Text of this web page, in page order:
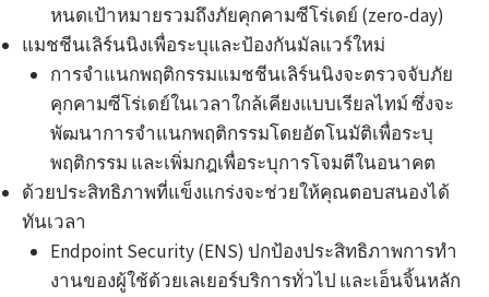
หนดเป้าหมายรวมถึงภัยคุกคามซีโร่เดย์ (zero-day)
แมชชีนเลิร์นนิงเพื่อระบุและป้องกันมัลแวร์ใหม่
การจําแนกพฤติกรรมแมชชีนเลิร์นนิงจะตรวจจับภัย
คุกคามซีโร่เดย์ในเวลาใกล้เคียงแบบเรียลไทม์ ซึ่งจะ
พัฒนาการจําแนกพฤติกรรมโดยอัตโนมัติเพื่อระบุ
พฤติกรรม และเพิ่มกฎเพื่อระบุการโจมตีในอนาคต
ด้วยประสิทธิภาพที่แข็งแกร่งจะช่วยให้คุณตอบสนองได้
ทันเวลา
Endpoint Security (ENS) ปกป้องประสิทธิภาพการทํา
งานของผู้ใช้ด้วยเลเยอร์บริการทั่วไป และเอ็นจิ้นหลัก